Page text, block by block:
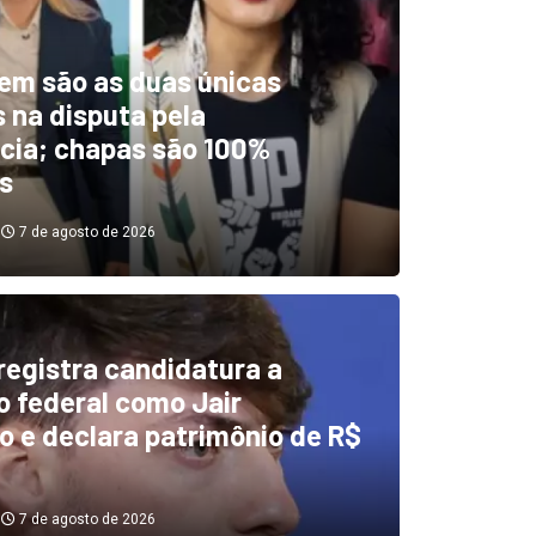
desvios de
emendas Pix
7 de agosto de 2026
são as duas únicas
na disputa pela
chapas são 100%
7 de agosto de 2026
candidatura a
federal como Jair
e declara patrimônio de R$
7 de agosto de 2026